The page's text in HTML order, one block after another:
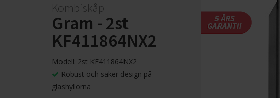
Kombiskåp
Gram - 2st
KF411864NX2
Modell: 2st KF411864NX2
Robust och säker design på
glashyllorna